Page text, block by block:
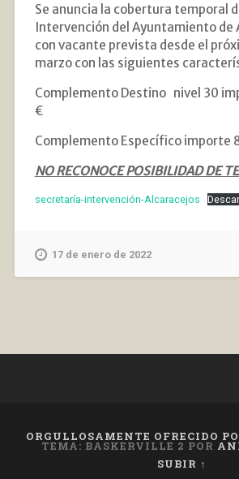
Se anuncia la cobertura temporal
Intervención del Ayuntamiento de
con vacante prevista desde el
marzo con las siguientes
Complemento Destino nivel 30
€
Complemento Específico importe
NO RECONOCE POSIBILIDAD DE
secretaría-intervención-Alcaracejos
17 de enero de 2022
ORGULLOSAMENTE OFRECIDO
TEMA: BASKERVILLE 2 POR
SUBIR ↑